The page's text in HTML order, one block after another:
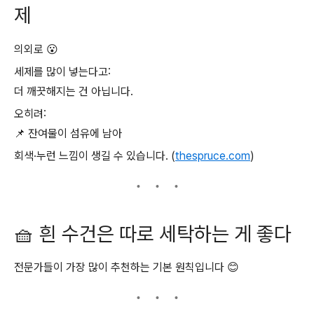
제
의외로 😮
세제를 많이 넣는다고:
더 깨끗해지는 건 아닙니다.
오히려:
📌 잔여물이 섬유에 남아
회색·누런 느낌이 생길 수 있습니다. (thespruce.com)
🧺 흰 수건은 따로 세탁하는 게 좋다
전문가들이 가장 많이 추천하는 기본 원칙입니다 😊